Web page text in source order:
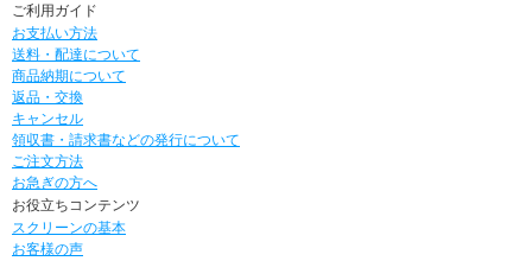
ご利用ガイド
お支払い方法
送料・配達について
商品納期について
返品・交換
キャンセル
領収書・請求書などの発行について
ご注文方法
お急ぎの方へ
お役立ちコンテンツ
スクリーンの基本
お客様の声